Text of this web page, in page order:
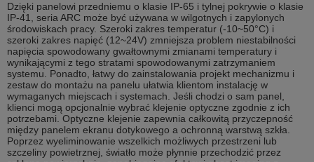
Dzięki panelowi przedniemu o klasie IP-65 i tylnej pokrywie o klasie
IP-41, seria ARC może być używana w wilgotnych i zapylonych
środowiskach pracy. Szeroki zakres temperatur (-10~50°C) i
szeroki zakres napięć (12~24V) zmniejsza problem niestabilności
napięcia spowodowany gwałtownymi zmianami temperatury i
wynikającymi z tego stratami spowodowanymi zatrzymaniem
systemu. Ponadto, łatwy do zainstalowania projekt mechanizmu i
zestaw do montażu na panelu ułatwia klientom instalację w
wymaganych miejscach i systemach. Jeśli chodzi o sam panel,
klienci mogą opcjonalnie wybrać klejenie optyczne zgodnie z ich
potrzebami. Optyczne klejenie zapewnia całkowitą przyczepność
między panelem ekranu dotykowego a ochronną warstwą szkła.
Poprzez wyeliminowanie wszelkich możliwych przestrzeni lub
szczeliny powietrznej, światło może płynnie przechodzić przez